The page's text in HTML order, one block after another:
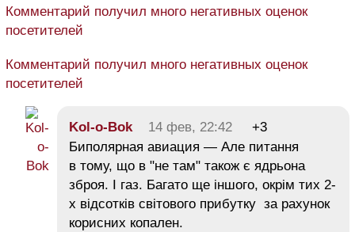
Комментарий получил много негативных оценок
посетителей
Комментарий получил много негативных оценок
посетителей
Kol-o-Bok 14 фев, 22:42
+3
Биполярная авиация — Але питання
в тому, що в "не там" також є ядрьона
зброя. І газ. Багато ще іншого, окрім тих 2-
х відсотків світового прибутку за рахунок
корисних копален.